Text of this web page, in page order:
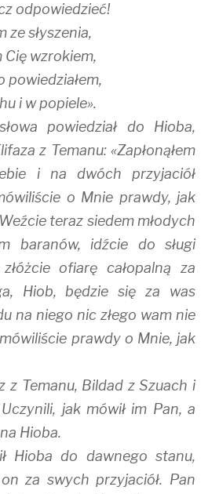
odpowiedzieć!
ze słyszenia,
Cię wzrokiem,
powiedziałem,
i w popiele».
powiedział do Hioba,
z Temanu: «Zapłonąłem
i na dwóch przyjaciół
o Mnie prawdy, jak
teraz siedem młodych
baranów, idźcie do sługi
ofiarę całopalną za
Hiob, będzie się za was
na niego nic złego wam nie
prawdy o Mnie, jak
z Temanu, Bildad z Szuach i
jak mówił im Pan, a
Hioba.
Hioba do dawnego stanu,
za swych przyjaciół. Pan